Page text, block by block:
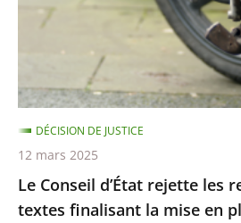
ludiques
recours
textes
finalisant
la
mise
en
place
Le Conseil d’État rejette les
textes finalisant la mise en
DÉCISION DE JUSTICE
12 mars 2025